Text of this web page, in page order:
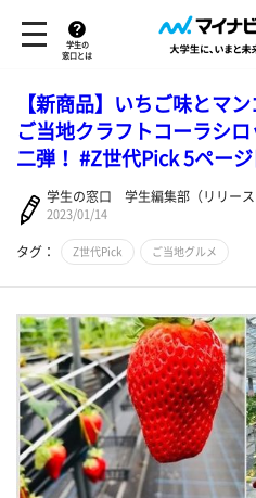
学生の
窓口とは
【新商品】いちご味とマ
ご当地クラフトコーラシ
二弾！ #Z世代Pick 5ページ
学生の窓口 学生編集部（リリース
2023/01/14
タグ： Z世代Pick ご当地グルメ